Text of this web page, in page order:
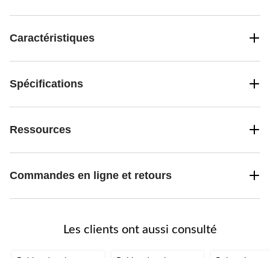
Caractéristiques
Spécifications
Ressources
Commandes en ligne et retours
Les clients ont aussi consulté